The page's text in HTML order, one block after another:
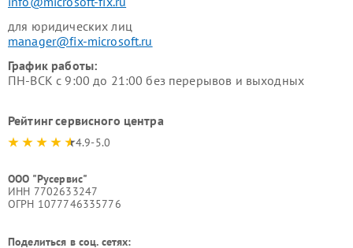
для юридических лиц
manager@fix-microsoft.ru
График работы:
ПН-ВСК с 9:00 до 21:00 без перерывов и выходных
Рейтинг сервисного центра
4.9-5.0
ООО "Русервис"
ИНН 7702633247
ОГРН 1077746335776
Поделиться в соц. сетях: